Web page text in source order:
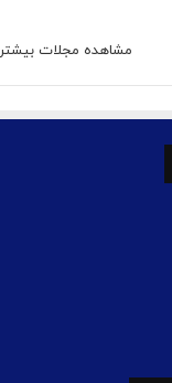
مشاهده مجلات بیشتر